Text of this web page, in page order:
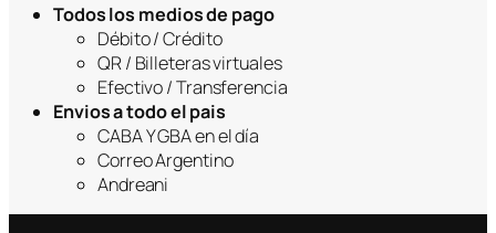
Todos los medios de pago
Débito / Crédito
QR / Billeteras virtuales
Efectivo / Transferencia
Envios a todo el pais
CABA Y GBA en el día
Correo Argentino
Andreani